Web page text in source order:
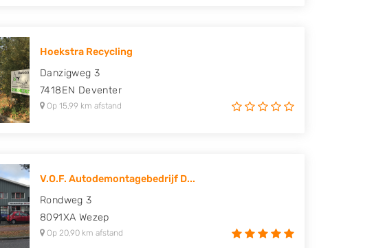
Hoekstra Recycling
Danzigweg 3
7418EN Deventer
Op 15,99 km afstand
V.O.F. Autodemontagebedrijf D...
Rondweg 3
8091XA Wezep
Op 20,90 km afstand